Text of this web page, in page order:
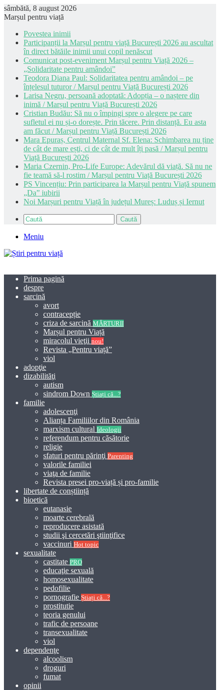
sâmbătă, 8 august 2026
Marșul pentru viață
Povestea inimii
Participanții la Marșul pentru viață București 2026 au ascultat
în direct bătăile inimii unui copil nenăscut
Comunicat post-eveniment Marșul pentru Viață 2026 –
„Solidaritate pentru amândoi”
Teodora Diana Paul: Solidaritatea pentru amândoi – pe
înțelesul tuturor / Marșul pentru Viață București 2026
Larisa Negru, persoană adoptată: Adopția – o naștere din
inimă / Marșul pentru Viață București 2026
Cristian Budău: Să nu o împingi spre o alegere pe care
sufletul ei nu și-o dorește. Prin tăcere. Prin distanță. Eu asta
am făcut / Marșul pentru Viață București 2026
Mara Epuraș, Centrul Maternal Sf. Elena: Schimbarea nu ține
de cât de mare ești, ci de cât de mult îți pasă / Marșul pentru
Viață București 2026
Maria Czernin, Pro-Life Europe: Adevărul dă viață. Să nu ne
fie teamă să-l rostim / Marșul pentru Viață București 2026
PS Vincențiu: Prin participarea la Marșul pentru Viață spunem
„Da” iubirii
Noi Marșuri pentru Viață în județul Mureș: Luduș și Iernut
Caută
Meniu
Prima pagină
despre
sarcină
avort
contracepție
criza de sarcină MĂRTURII
Marșul pentru Viață
miracolul vieţii nou!
Revista „Pentru viață”
viol
adopţie
dizabilităţi
autism
sindrom Down Știați că...?
familie
adolescenţi
Alianța Familiilor din România
marxism cultural Ideologii
referendum pentru căsătorie
religie
sfaturi pentru părinţi Parenting
valorile familiei
viaţa de familie
Revista presei pro-viață și pro-familie
libertate de conștiință
bioetică
eutanasie
moarte cerebrală
reproducere asistată
studii şi cercetări ştiinţifice
vaccinuri Hot topic
sexualitate
castitate PRO
educaţie sexuală
homosexualitate
pedofilie
pornografie Știați că...?
prostitutie
teoria genului
trafic de persoane
transexualitate
viol
dependenţe
alcoolism
droguri
fumat
opinii